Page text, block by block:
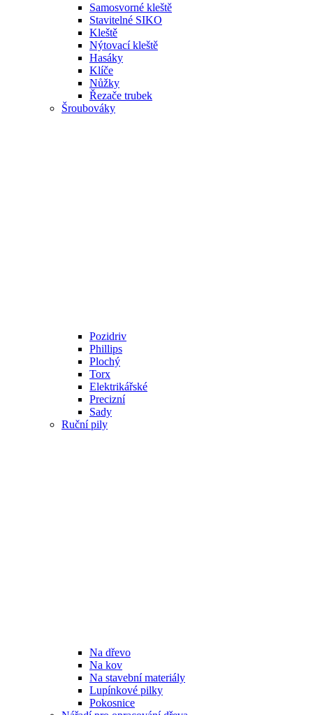
Samosvorné kleště
Stavitelné SIKO
Kleště
Nýtovací kleště
Hasáky
Klíče
Nůžky
Řezače trubek
Šroubováky
Pozidriv
Phillips
Plochý
Torx
Elektrikářské
Precizní
Sady
Ruční pily
Na dřevo
Na kov
Na stavební materiály
Lupínkové pilky
Pokosnice